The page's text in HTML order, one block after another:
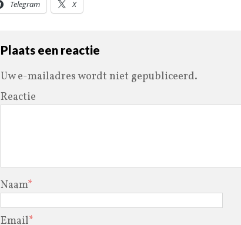
Telegram X
Plaats een reactie
Uw e-mailadres wordt niet gepubliceerd.
Reactie
Naam*
Email*